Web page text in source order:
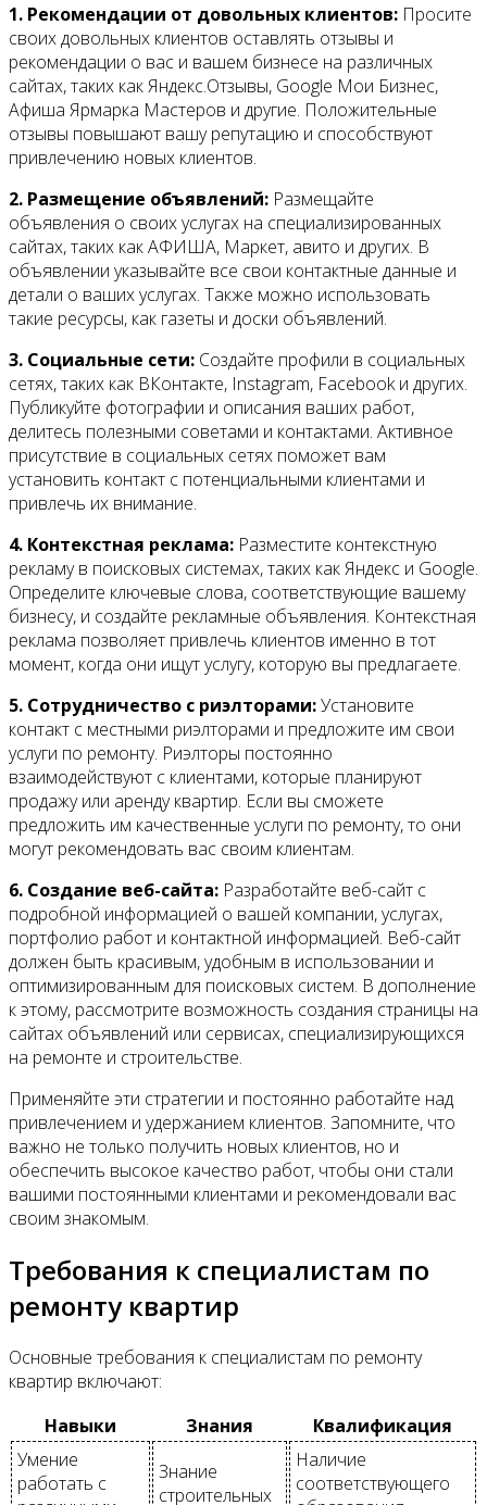
1. Рекомендации от довольных клиентов: Просите
своих довольных клиентов оставлять отзывы и
рекомендации о вас и вашем бизнесе на различных
сайтах, таких как Яндекс.Отзывы, Google Мои Бизнес,
Афиша Ярмарка Мастеров и другие. Положительные
отзывы повышают вашу репутацию и способствуют
привлечению новых клиентов.
2. Размещение объявлений: Размещайте
объявления о своих услугах на специализированных
сайтах, таких как АФИША, Маркет, авито и других. В
объявлении указывайте все свои контактные данные и
детали о ваших услугах. Также можно использовать
такие ресурсы, как газеты и доски объявлений.
3. Социальные сети: Создайте профили в социальных
сетях, таких как ВКонтакте, Instagram, Facebook и других.
Публикуйте фотографии и описания ваших работ,
делитесь полезными советами и контактами. Активное
присутствие в социальных сетях поможет вам
установить контакт с потенциальными клиентами и
привлечь их внимание.
4. Контекстная реклама: Разместите контекстную
рекламу в поисковых системах, таких как Яндекс и Google.
Определите ключевые слова, соответствующие вашему
бизнесу, и создайте рекламные объявления. Контекстная
реклама позволяет привлечь клиентов именно в тот
момент, когда они ищут услугу, которую вы предлагаете.
5. Сотрудничество с риэлторами:Установите
контакт с местными риэлторами и предложите им свои
услуги по ремонту. Риэлторы постоянно
взаимодействуют с клиентами, которые планируют
продажу или аренду квартир. Если вы сможете
предложить им качественные услуги по ремонту, то они
могут рекомендовать вас своим клиентам.
6. Создание веб-сайта: Разработайте веб-сайт с
подробной информацией о вашей компании, услугах,
портфолио работ и контактной информацией. Веб-сайт
должен быть красивым, удобным в использовании и
оптимизированным для поисковых систем. В дополнение
к этому, рассмотрите возможность создания страницы на
сайтах объявлений или сервисах, специализирующихся
на ремонте и строительстве.
Применяйте эти стратегии и постоянно работайте над
привлечением и удержанием клиентов. Запомните, что
важно не только получить новых клиентов, но и
обеспечить высокое качество работ, чтобы они стали
вашими постоянными клиентами и рекомендовали вас
своим знакомым.
Требования к специалистам по
ремонту квартир
Основные требования к специалистам по ремонту
квартир включают:
Навыки
Знания
Квалификация
Умение
работать с
Знание
строительных
Наличие
соответствующего